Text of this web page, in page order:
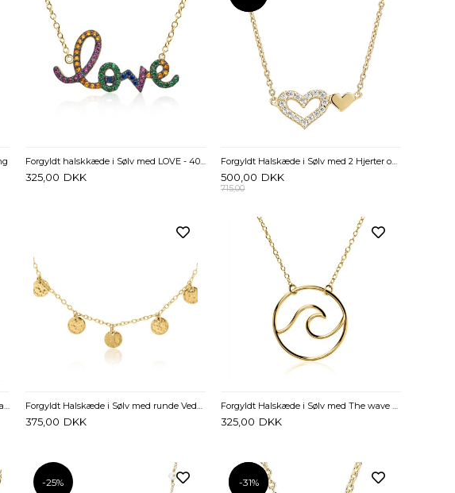
Forgyldt halskkæde i Sølv med LOVE - 40 og 45 cm
325,00 DKK 500,00 DKK
715,00
Forgyldt Halskæde i Sølv med lille Dagmarkors - 10 x 9 mm Forgyldt Halskæde i Sølv med runde Vedhæng - 38 til 42 cm
375,00 DKK
Forgyldt Halskæde i Sølv med The wave of the sea - 41 til 45 cm
325,00 DKK
-25% -31%
-31%